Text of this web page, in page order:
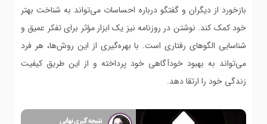
بازخورد از دیگران و گفتگو درباره احساسات می‌تواند به شناخت بهتر
خود کمک کند. نوشتن در روزنامه نیز یک ابزار مؤثر برای تفکر عمیق و
شناسایی الگوهای رفتاری است. با بهره‌گیری از این روش‌ها، هر فرد
می‌تواند به بهبود خودآگاهی خود پرداخته و از این طریق کیفیت
زندگی خود را ارتقا دهد.